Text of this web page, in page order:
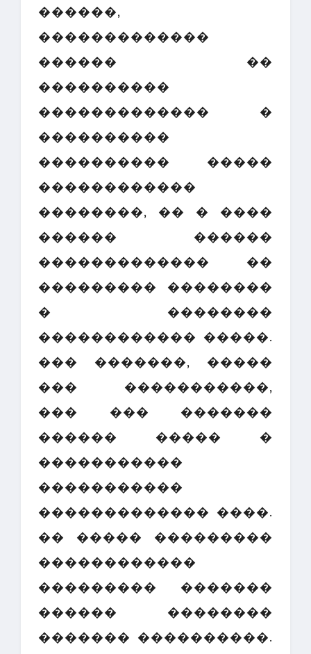
������,
�������������
������ ��
����������
������������� �
����������
���������� �����
������������
��������, �� � ����
������ ������
������������� ��
��������� ��������
� ��������
������������ �����.
��� �������, �����
��� �����������,
��� ��� �������
������ ����� �
�����������
�����������
������������� ����.
�� ����� ���������
������������
��������� �������
������ ��������
������� ����������.